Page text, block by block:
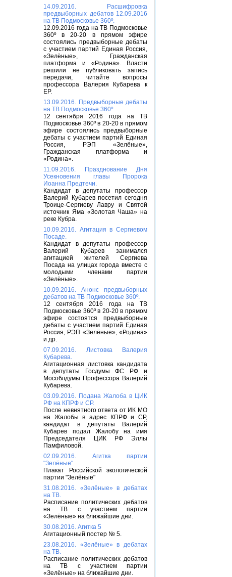
14.09.2016. Расшифровка
предвыборных дебатов 12.09.2016
на ТВ Подмосковье 360º.
12.09.2016 года на ТВ Подмосковье
360º в 20-20 в прямом эфире
состоялись предвыборные дебаты
с участием партий Единая Россия,
«Зелёные», Гражданская
платформа и «Родина». Власти
решили не публиковать запись
передачи, читайте вопросы
профессора Валерия Кубарева к
ЕР.
13.09.2016. Предвыборные дебаты
на ТВ Подмосковье 360º.
12 сентября 2016 года на ТВ
Подмосковье 360º в 20-20 в прямом
эфире состоялись предвыборные
дебаты с участием партий Единая
Россия, РЭП «Зелёные»,
Гражданская платформа и
«Родина».
11.09.2016. Празднование Дня
Усекновения главы Пророка
Иоанна Предтечи.
Кандидат в депутаты профессор
Валерий Кубарев посетил сегодня
Троице-Сергиеву Лавру и Святой
источник Яма «Золотая Чаша» на
реке Кубра.
10.09.2016. Агитация в Сергиевом
Посаде.
Кандидат в депутаты профессор
Валерий Кубарев занимался
агитацией жителей Сергиева
Посада на улицах города вместе с
молодыми членами партии
«Зелёные».
10.09.2016. Анонс предвыборных
дебатов на ТВ Подмосковье 360º.
12 сентября 2016 года на ТВ
Подмосковье 360º в 20-20 в прямом
эфире состоятся предвыборные
дебаты с участием партий Единая
Россия, РЭП «Зелёные», «Родина»
и др.
07.09.2016. Листовка Валерия
Кубарева.
Агитационная листовка кандидата
в депутаты Госдумы ФС РФ и
Мособлдумы Профессора Валерий
Кубарева.
03.09.2016. Подана Жалоба в ЦИК
РФ на КПРФ и СР.
После невнятного ответа от ИК МО
на Жалобы в адрес КПРФ и СР,
кандидат в депутаты Валерий
Кубарев подал Жалобу на имя
Председателя ЦИК РФ Эллы
Памфиловой.
02.09.2016. Агитка партии
"Зелёные"
Плакат Российской экологической
партии "Зелёные"
31.08.2016. «Зелёные» в дебатах
на ТВ.
Расписание политических дебатов
на ТВ с участием партии
«Зелёные» на ближайшие дни.
30.08.2016. Агитка 5
Агитационный постер № 5.
23.08.2016. «Зелёные» в дебатах
на ТВ.
Расписание политических дебатов
на ТВ с участием партии
«Зелёные» на ближайшие дни.